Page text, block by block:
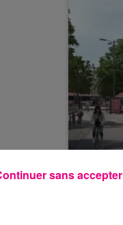
22 juillet
sans accepter